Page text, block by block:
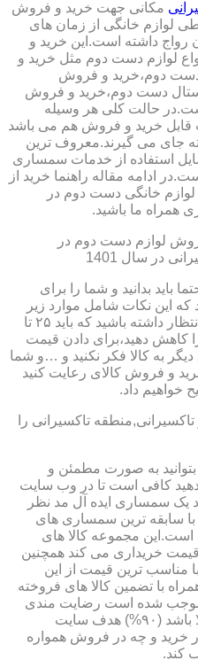
مکانی جهت خرید و فروش
لوازم خانگی از زمان های
رواج داشته است.این خرید و
لوازم دست دوم مثل خرید و
دوم،خرید و فروش
دست دوم،خرید و فروش
حالت کلی هر وسیله
قابل خرید و فروش هم می باشد
جای می گیرند.معروف ترین
استفاده از خدمات سمساری
ادامه مقاله راهنما خرید از
1401 با خریدار لوازم خانگی دست دوم در
همراه ما باشید.
لوازم دست دوم در
در سال 1401
باید بدانید و شما را برای
این نکات شامل موارد زیر
است:۱ ) به خوبی تحقیق کنید،۲ ) انتظار داشته باشید که باید ۲۵ تا
کاهش دهید،برای دادن قیمت
از فروش دیگر به کالا فکر نکنید و …و شما
و فروش کالای رعایت کنید
خواهیم داد.
تاکسیرانی را
به صورت مطمئن و
کافی است تا در وب سایت
یک سمساری ایده آل مد نظر
سابقه ترین سمساری های
است.این مجموعه کالا های
خریداری می کند همچنین
با مناسب ترین قیمت از این
با تضمین کالا های فروخته
موجب شده است رضایت مندی
مشتریان از این مجموعه بسیار بالا باشد (۹۰%) هدف سایت
خرید و چه در فروش همواره
کند.